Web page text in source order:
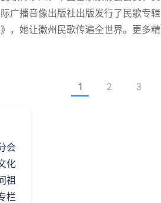
广播音像出版社出版发行了民歌
，她让徽州民歌传遍全世界。更多精
1 2 3
会
化
祖
栏